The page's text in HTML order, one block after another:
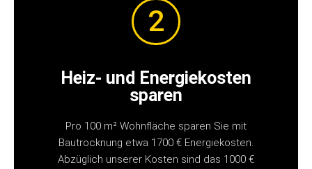
2
Heiz- und Energiekosten
sparen
Pro 100 m² Wohnfläche sparen Sie mit
Bautrocknung etwa 1700 € Energiekosten.
Abzüglich unserer Kosten sind das 1000 €